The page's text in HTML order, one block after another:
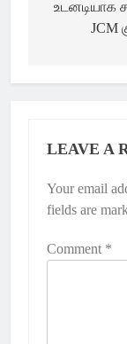
உடனடியாக
JCM
LEAVE A
Your email
fields are
Comment *